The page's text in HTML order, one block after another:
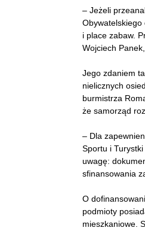
– Jeżeli
Obywatelskiego
i place zabaw.
Wojciech
Jego zdaniem
nielicznych
burmistrza
że samorząd
– Dla
Sportu i
uwagę:
sfinansowania
O
podmioty
mieszkaniowe.